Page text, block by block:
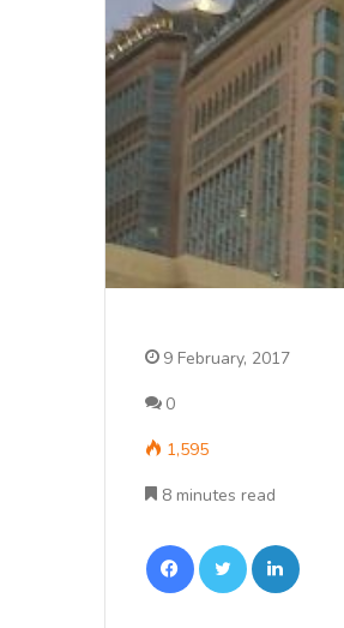
9 February, 2017
0
1,595
8 minutes read